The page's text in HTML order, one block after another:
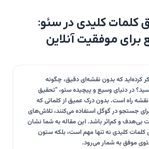
کلمات کلیدی در سئو:
برای موفقیت آنلاین
کرده‌اید که بدون نقشه‌ای دقیق، چگونه
در دنیای وسیع و پیچیده سئو، “تحقیق
راه است. بدون درک عمیق از کلماتی که
جستجو در گوگل استفاده می‌کنند، تلاش‌های
و کم‌اثر باشد. این مقاله به شما نشان
کلیدی نه تنها مهم است، بلکه ستون
موفق به شمار می‌رود.